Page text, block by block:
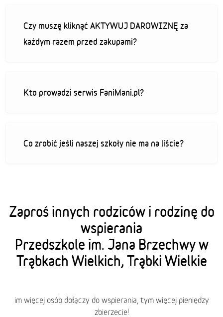
Czy muszę kliknąć AKTYWUJ DAROWIZNĘ za
każdym razem przed zakupami?
Kto prowadzi serwis FaniMani.pl?
Co zrobić jeśli naszej szkoły nie ma na liście?
Zaproś innych rodziców i rodzinę do
wspierania
Przedszkole im. Jana Brzechwy w
Trąbkach Wielkich, Trąbki Wielkie
im więcej osób dołączy do wspierania, tym więcej pieniędzy
zbierzecie!